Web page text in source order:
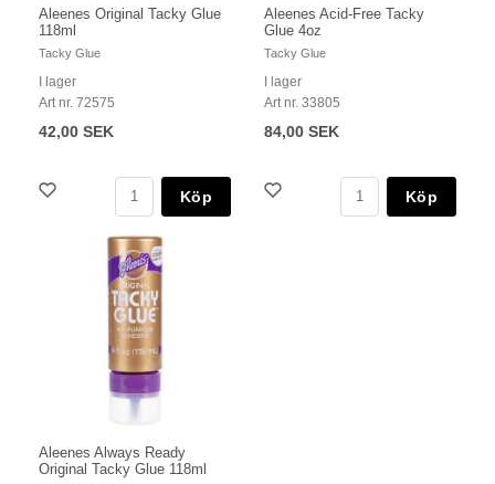
Aleenes Original Tacky Glue
118ml
Tacky Glue
I lager
Art nr. 72575
42,00 SEK
Köp
Aleenes Acid-Free Tacky
Glue 4oz
Tacky Glue
I lager
Art nr. 33805
84,00 SEK
Köp
Aleenes Always Ready
Original Tacky Glue 118ml